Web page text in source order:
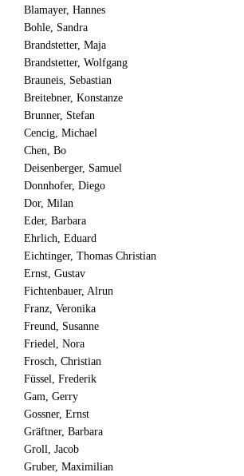
Blamayer, Hannes
Bohle, Sandra
Brandstetter, Maja
Brandstetter, Wolfgang
Brauneis, Sebastian
Breitebner, Konstanze
Brunner, Stefan
Cencig, Michael
Chen, Bo
Deisenberger, Samuel
Donnhofer, Diego
Dor, Milan
Eder, Barbara
Ehrlich, Eduard
Eichtinger, Thomas Christian
Ernst, Gustav
Fichtenbauer, Alrun
Franz, Veronika
Freund, Susanne
Friedel, Nora
Frosch, Christian
Füssel, Frederik
Gam, Gerry
Gossner, Ernst
Gräftner, Barbara
Groll, Jacob
Gruber, Maximilian